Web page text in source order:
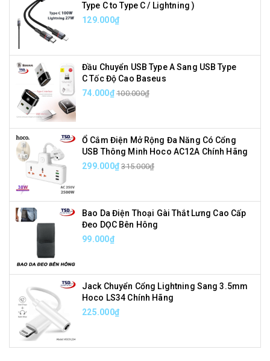
Type C to Type C / Lightning )
129.000₫
Đầu Chuyển USB Type A Sang USB Type
C Tốc Độ Cao Baseus
74.000₫ 100.000₫
Ổ Cắm Điện Mở Rộng Đa Năng Có Cổng
USB Thông Minh Hoco AC12A Chính Hãng
299.000₫ 315.000₫
Bao Da Điện Thoại Gài Thắt Lưng Cao Cấp
Đeo DỌC Bên Hông
99.000₫
Jack Chuyển Cổng Lightning Sang 3.5mm
Hoco LS34 Chính Hãng
225.000₫